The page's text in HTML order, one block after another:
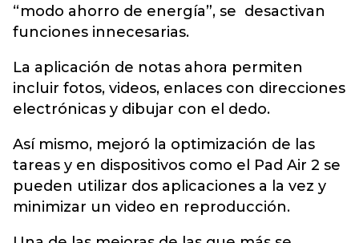
“modo ahorro de energía”, se desactivan
funciones innecesarias.
La aplicación de notas ahora permiten
incluir fotos, videos, enlaces con direcciones
electrónicas y dibujar con el dedo.
Así mismo, mejoró la optimización de las
tareas y en dispositivos como el Pad Air 2 se
pueden utilizar dos aplicaciones a la vez y
minimizar un video en reproducción.